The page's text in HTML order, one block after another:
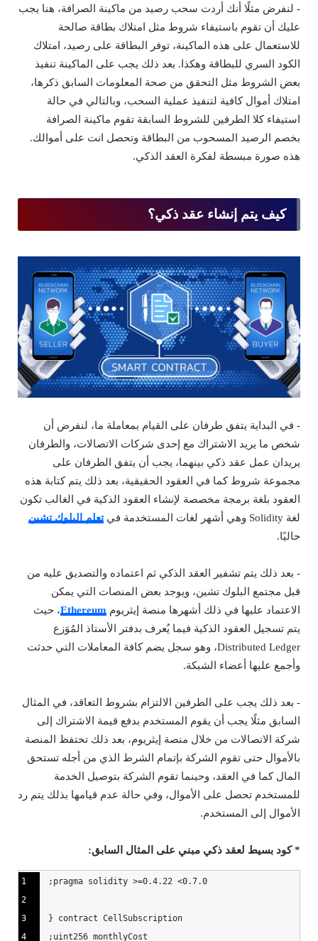
- لنفرض مثلًا أنك أردت سحب رصيد من ماكينة الصرافة، هنا يجب
عليك أن تقوم باستيفاء شروط مثل امتلاك بطاقة صالحة
للاستعمال على هذه الماكينة، توفر البطاقة على رصيد، امتلاك
الكود السري للبطاقة وهكذا. بعد ذلك يجب على الماكينة تنفيذ
بعض الشروط مثل التحقق من صحة المعلومات السابق ذكرها،
امتلاك أموال كافية لتنفيذ عملية السحب، وبالتالي في حالة
استيفاء كلا الطرفين للشروط السابقة تقوم ماكينة الصرافة
بخصم الرصيد المسحوب من البطاقة وتحصل انت على أموالك.
هذه صورة مبسطة لفكرة العقد الذكي.
كيف يتم إنشاء عقد ذكي؟
- في البداية يتفق طرفان على القيام بمعاملة ما، لنفرض أن
شخص ما يريد الاشتراك مع إحدى شركات الاتصالات، والطرفان
يريدان عمل عقد ذكي بينهما، يجب أن يتفق الطرفان على
مجموعة شروط كما في العقود الحقيقية، بعد ذلك يتم كتابة هذه
العقود بلغة برمجة مخصصة لإنشاء العقود الذكية في الغالب تكون
لغة Solidity وهي أشهر لغات المستخدمة في
تعلم البلوك تشين
حاليًا.
- بعد ذلك يتم تشفير العقد الذكي ثم اعتماده والتصديق عليه من
قبل مجتمع البلوك تشين، ويوجد بعض المنصات التي يمكن
الاعتماد عليها في ذلك أشهرها منصة إيثريوم Ethereum، حيث
يتم تسجيل العقود الذكية فيما يُعرف بدفتر الأستاذ المُوَزع
Distributed Ledger، وهو سجل يضم كافة المعاملات التي حدثت
وأجمع عليها أعضاء الشبكة.
- بعد ذلك يجب على الطرفين الالتزام بشروط التعاقد، في المثال
السابق مثلًا يجب أن يقوم المستخدم بدفع قيمة الاشتراك إلى
شركة الاتصالات من خلال منصة إيثريوم، بعد ذلك تحتفظ المنصة
بالأموال حتى تقوم الشركة بإتمام الشرط الذي من أجله تستحق
المال كما في العقد، وحينما تقوم الشركة بتوصيل الخدمة
للمستخدم تحصل على الأموال، وفي حالة عدم قيامها بذلك يتم رد
الأموال إلى المستخدم.
* كود بسيط لعقد ذكي مبني على المثال السابق:
1
2
3
4